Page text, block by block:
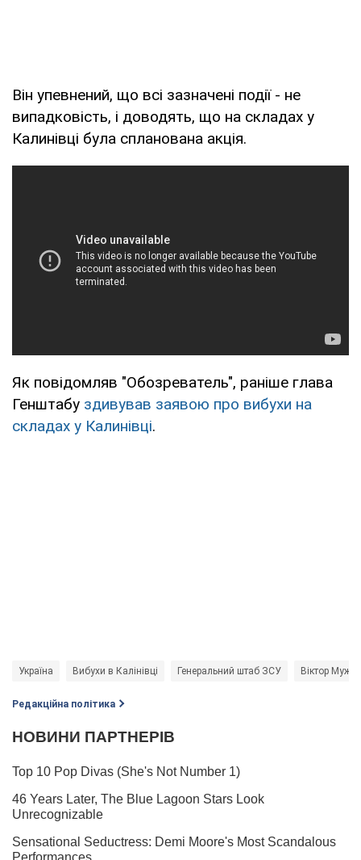
Він упевнений, що всі зазначені події - не
випадковість, і доводять, що на складах у
Калинівці була спланована акція.
Як повідомляв "Обозреватель", раніше глава
Генштабу здивував заявою про вибухи на
складах у Калинівці.
Україна Вибухи в Калінівці Генеральний штаб ЗСУ Віктор
Редакційна політика